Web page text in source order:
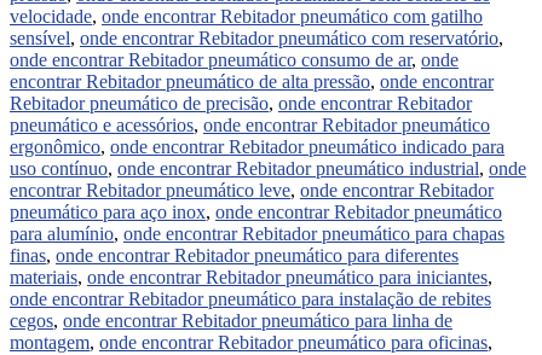
velocidade, onde encontrar Rebitador pneumático com gatilho
sensível, onde encontrar Rebitador pneumático com reservatório,
onde encontrar Rebitador pneumático consumo de ar, onde
encontrar Rebitador pneumático de alta pressão, onde encontrar
Rebitador pneumático de precisão, onde encontrar Rebitador
pneumático e acessórios, onde encontrar Rebitador pneumático
ergonômico, onde encontrar Rebitador pneumático indicado para
uso contínuo, onde encontrar Rebitador pneumático industrial, onde
encontrar Rebitador pneumático leve, onde encontrar Rebitador
pneumático para aço inox, onde encontrar Rebitador pneumático
para alumínio, onde encontrar Rebitador pneumático para chapas
finas, onde encontrar Rebitador pneumático para diferentes
materiais, onde encontrar Rebitador pneumático para iniciantes,
onde encontrar Rebitador pneumático para instalação de rebites
cegos, onde encontrar Rebitador pneumático para linha de
montagem, onde encontrar Rebitador pneumático para oficinas,